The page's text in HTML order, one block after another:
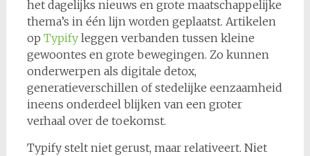
het dagelijks nieuws en grote maatschappelijke
thema’s in één lijn worden geplaatst. Artikelen
op Typifyleggen verbanden tussen kleine
gewoontes en grote bewegingen. Zo kunnen
onderwerpen als digitale detox,
generatieverschillen of stedelijke eenzaamheid
ineens onderdeel blijken van een groter
verhaal over de toekomst.
Typify stelt niet gerust, maar relativeert. Niet